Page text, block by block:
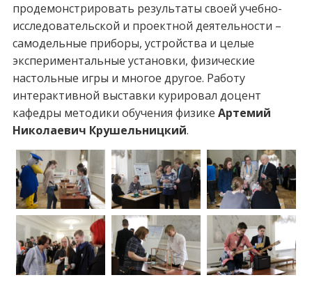
продемонстрировать результаты своей учебно-
исследовательской и проектной деятельности –
самодельные приборы, устройства и целые
экспериментальные установки, физические
настольные игры и многое другое. Работу
интерактивной выставки курировал доцент
кафедры методики обучения физике Артемий
Николаевич Крушельницкий.